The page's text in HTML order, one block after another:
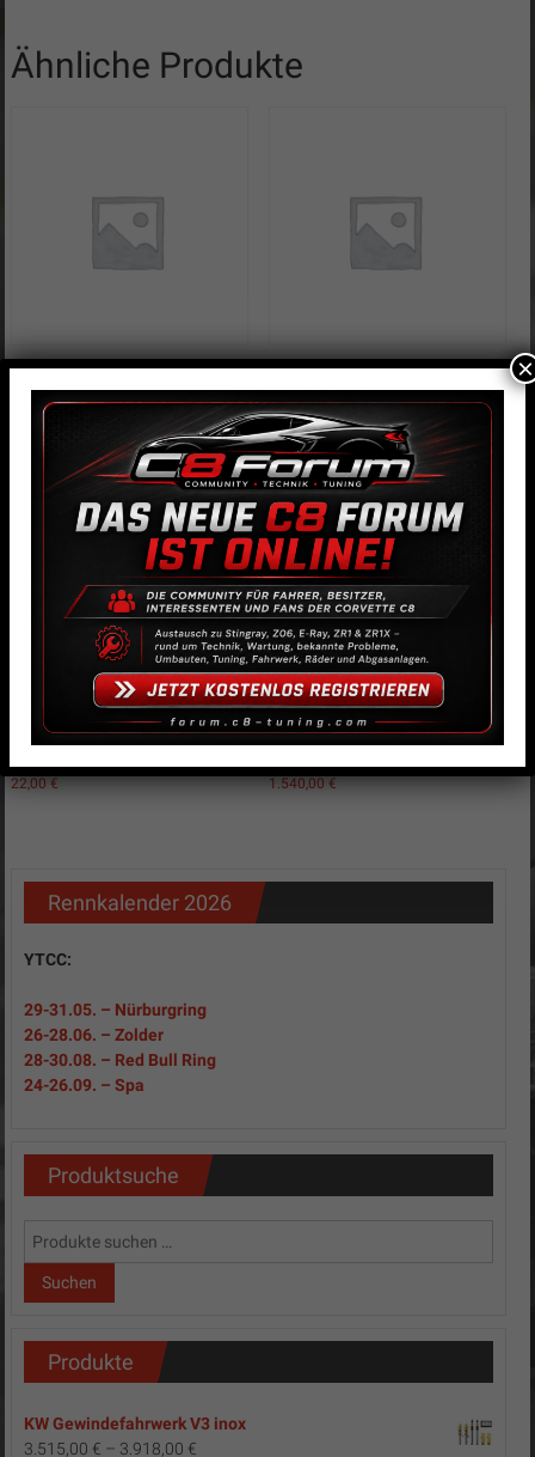
Ähnliche Produkte
25,00€ 0,50€
22,00 € 1.540,00 €
Rennkalender 2026
YTCC:
29-31.05. – Nürburgring
26-28.06. – Zolder
28-30.08. – Red Bull Ring
24-26.09. – Spa
Produktsuche
Suchen
Suchen
Produkte
KW Gewindefahrwerk V3 inox
3.515,00 € – 3.918,00 €
×